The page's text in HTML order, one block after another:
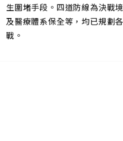
生圍堵手段。四道防線為決戰
及醫療體系保全等，均已規劃
戰。